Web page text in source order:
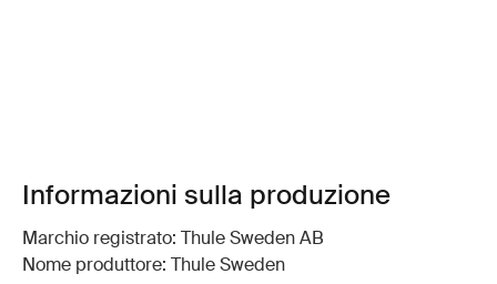
Informazioni sulla produzione
Marchio registrato: Thule Sweden AB
Nome produttore: Thule Sweden